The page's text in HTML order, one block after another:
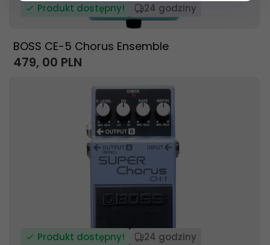
Produkt dostępny! 24 godziny
BOSS CE-5 Chorus Ensemble
479, 00 PLN
Produkt dostępny! 24 godziny